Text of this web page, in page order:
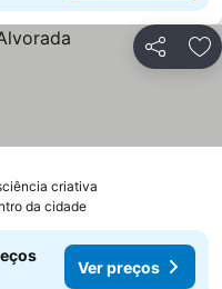
Partilhar
criativa
da cidade
Ver preços